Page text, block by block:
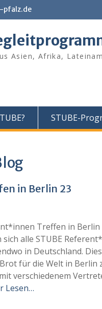
pfalz.de
Asien, Afrika,
STUBE-
in Berlin 23
Treffen in Berlin
sich alle STUBE
in Deutschland.
für die Welt in Berlin
verschiedenem
Lesen…